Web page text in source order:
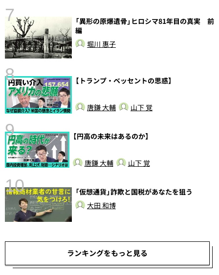
7
「異形の原爆遺骨」ヒロシマ81年目の真実 前
編
堀川 惠子
8 【トランプ・ベッセントの思惑】
唐鎌 大輔 山下 覚
9 【円高の未来はあるのか】
唐鎌 大輔 山下 覚
10
「仮想通貨」詐欺と国税があなたを狙う
大田 和博
ランキングをもっと見る